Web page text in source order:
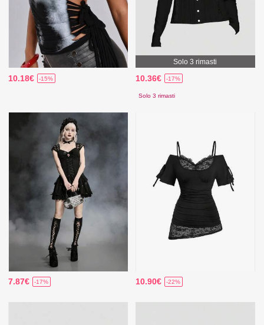
10.18€ -15%
Solo 3 rimasti
10.36€ -17%
Solo 3 rimasti
7.87€ -17% 10.90€ -22%